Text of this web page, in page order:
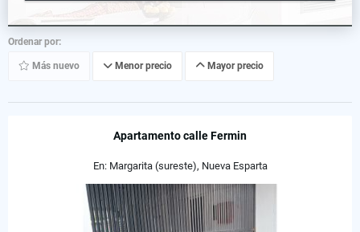
Ordenar por:
Más nuevo Menor precio Mayor precio
Apartamento calle Fermin
En: Margarita (sureste), Nueva Esparta